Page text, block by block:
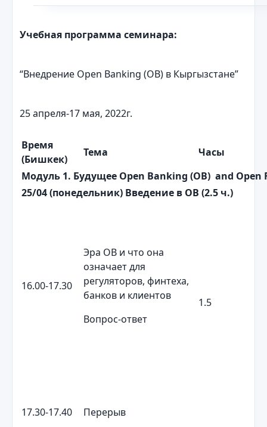
Учебная программа семинара:
“Внедрение Оpen Banking (OB) в Кыргызстане”
25 апреля-17 мая, 2022г.
Время
(Бишкек)
Тема
Часы
Модуль 1. Будущее Open Banking (OB) and Open
25/04 (понедельник) Введение в OB (2.5 ч.)
16.00-17.30
Эра OB и что она
означает для
регуляторов, финтеха,
банков и клиентов
Вопрос-ответ
1.5
17.30-17.40 Перерыв